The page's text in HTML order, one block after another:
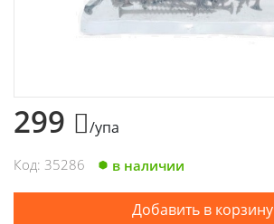
299 /упа
Код: 35286 в наличии
Добавить в корзину